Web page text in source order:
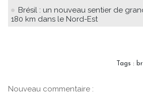
Brésil : un nouveau sentier de
180 km dans le Nord-Est
Tags :
Nouveau commentaire :